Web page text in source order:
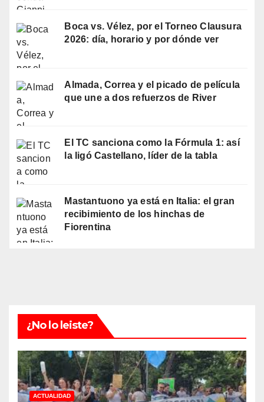
Boca vs. Vélez, por el Torneo Clausura
2026: día, horario y por dónde ver
Almada, Correa y el picado de película
que une a dos refuerzos de River
El TC sanciona como la Fórmula 1: así
la ligó Castellano, líder de la tabla
Mastantuono ya está en Italia: el gran
recibimiento de los hinchas de
Fiorentina
¿No lo leiste?
ACTUALIDAD